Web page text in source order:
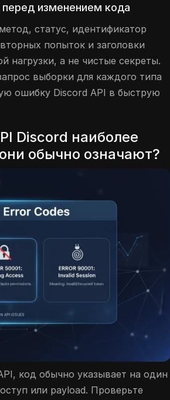
изменением кода
статус, идентификатор
попыток и заголовки
нагрузки, а не чистые секреты.
выборки для каждого типа
ошибку Discord API в быструю
Discord наиболее
обычно означают?
код обычно указывает на один
или payload. Проверьте